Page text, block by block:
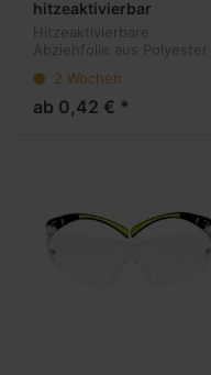
hitzeaktivierbar
Hitzeaktivierbare
Abziehfolie aus Polyester -
Abdeckungen auf PE und
PP, und silikonisierte
Papiere und Folien
2 Wochen
ab 0,42 € *